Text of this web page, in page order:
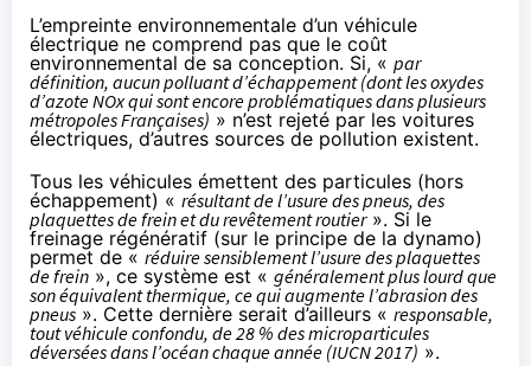
L’empreinte environnementale d’un véhicule
électrique ne comprend pas que le coût
environnemental de sa conception. Si, « par
définition, aucun polluant d’échappement (dont les oxydes
d’azote NOx qui sont encore problématiques dans plusieurs
métropoles Françaises) » n’est rejeté par les voitures
électriques, d’autres sources de pollution existent.
Tous les véhicules émettent des particules (hors
échappement) « résultant de l’usure des pneus, des
plaquettes de frein et du revêtement routier». Si le
freinage régénératif (sur le principe de la dynamo)
permet de « réduire sensiblement l’usure des plaquettes
de frein », ce système est « généralement plus lourd que
son équivalent thermique, ce qui augmente l’abrasion des
pneus ». Cette dernière serait d’ailleurs « responsable,
tout véhicule confondu, de 28 % des microparticules
déversées dans l’océan chaque année (IUCN 2017) ».